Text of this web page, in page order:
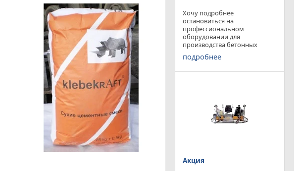
Хочу подробнее
остановиться на
профессиональном
оборудовании для
производства бетонных
работ, ибо к качеству
поверхности бетона в
широк. Это
подробнее
Акция